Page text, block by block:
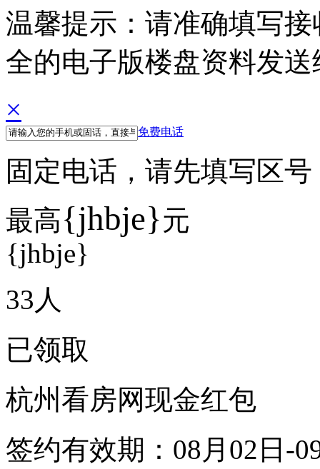
温馨提示：请准确填写
全的电子版楼盘资料发送
×
免费电话
固定电话，请先填写区
最高{jhbje}元
{jhbje}
33 人
已领取
杭州看房网现金红包
签约有效期： 08月02日-